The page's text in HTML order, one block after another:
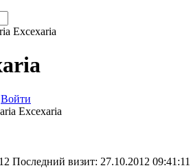
Excexaria
Войти
Excexaria
Последний визит: 27.10.2012 09:41:11